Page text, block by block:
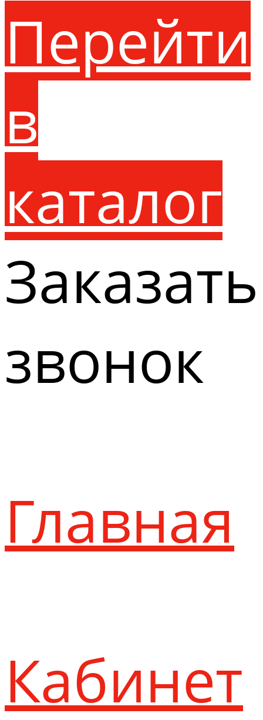
Перейти
в
каталог
Заказать
звонок
Главная
Кабинет